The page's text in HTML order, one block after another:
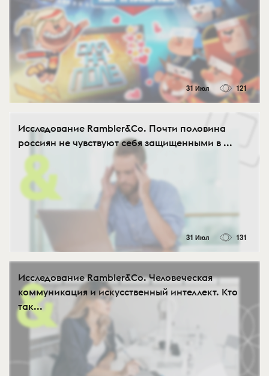
31 Июл 121
Исследование Rambler&Co. Почти половина
россиян не чувствуют себя защищенными в ...
31 Июл 131
Исследование Rambler&Co. Человеческая
коммуникация и искусственный интеллект. Кто
так...